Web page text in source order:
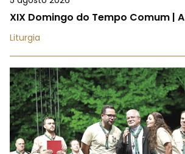
XIX Domingo do Tempo Comum | A
Liturgia